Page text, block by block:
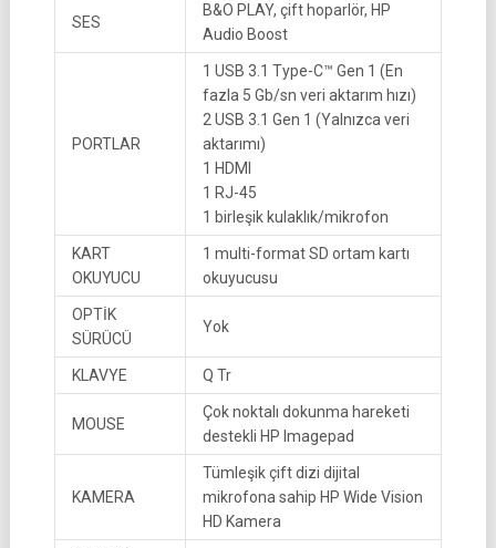
SES
B&O PLAY, çift hoparlör, HP
Audio Boost
PORTLAR
1 USB 3.1 Type-C™ Gen 1 (En
fazla 5 Gb/sn veri aktarım hızı)
2 USB 3.1 Gen 1 (Yalnızca veri
aktarımı)
1 HDMI
1 RJ-45
1 birleşik kulaklık/mikrofon
KART
OKUYUCU
1 multi-format SD ortam kartı
okuyucusu
OPTİK
SÜRÜCÜ
Yok
KLAVYE Q Tr
MOUSE
Çok noktalı dokunma hareketi
destekli HP Imagepad
KAMERA
Tümleşik çift dizi dijital
mikrofona sahip HP Wide Vision
HD Kamera